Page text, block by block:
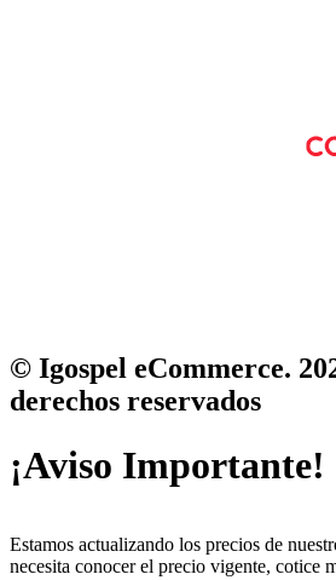
© Igospel eCommerce.
derechos reservados
¡Aviso Importante!
Estamos actualizando los precios de
necesita conocer el precio vigente, cotice